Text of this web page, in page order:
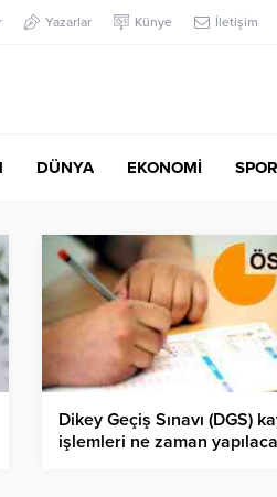
Yazarlar Künye İletişim
DÜNYA EKONOMİ SPOR
Dikey Geçiş Sınavı (DGS)
işlemleri ne zaman